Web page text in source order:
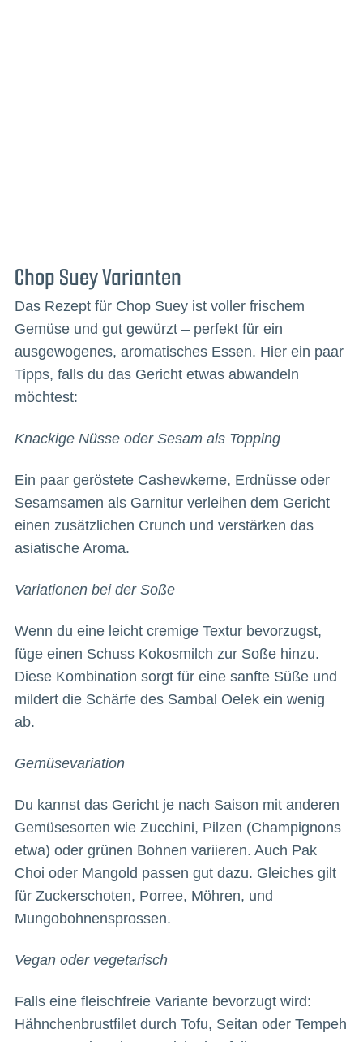
Chop Suey Varianten
Das Rezept für Chop Suey ist voller frischem
Gemüse und gut gewürzt – perfekt für ein
ausgewogenes, aromatisches Essen. Hier ein paar
Tipps, falls du das Gericht etwas abwandeln
möchtest:
Knackige Nüsse oder Sesam als Topping
Ein paar geröstete Cashewkerne, Erdnüsse oder
Sesamsamen als Garnitur verleihen dem Gericht
einen zusätzlichen Crunch und verstärken das
asiatische Aroma.
Variationen bei der Soße
Wenn du eine leicht cremige Textur bevorzugst,
füge einen Schuss Kokosmilch zur Soße hinzu.
Diese Kombination sorgt für eine sanfte Süße und
mildert die Schärfe des Sambal Oelek ein wenig
ab.
Gemüsevariation
Du kannst das Gericht je nach Saison mit anderen
Gemüsesorten wie Zucchini, Pilzen (Champignons
etwa) oder grünen Bohnen variieren. Auch Pak
Choi oder Mangold passen gut dazu. Gleiches gilt
für Zuckerschoten, Porree, Möhren, und
Mungobohnensprossen.
Vegan oder vegetarisch
Falls eine fleischfreie Variante bevorzugt wird:
Hähnchenbrustfilet durch Tofu, Seitan oder Tempeh